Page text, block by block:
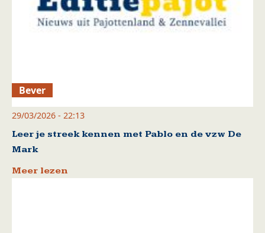
Bever
29/03/2026 - 22:13
Leer je streek kennen met Pablo en de vzw De
Mark
Meer lezen